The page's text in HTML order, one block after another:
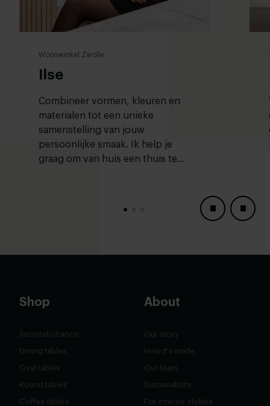
Ilse
Combineer vormen, kleuren en
materialen tot een unieke
samenstelling van jouw
persoonlijke smaak. Ik help je
graag om van huis een thuis te
Woonwinkel Zwolle
Shop
Second chance
Dining tables
Oval tables
Round tables
Coffee tables
About
Our story
How it's made
Our team
Sustainability
For interior stylists